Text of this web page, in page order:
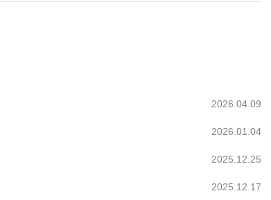
2026.04.09
2026.01.04
2025.12.25
2025.12.17